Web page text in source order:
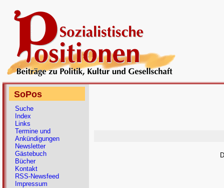
SoPos
Suche
Index
Links
Termine und
Ankündigungen
Newsletter
Gästebuch
Bücher
Kontakt
RSS-Newsfeed
Impressum